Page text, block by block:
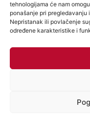
tehnologijama će nam
ponašanje pri
Nepristanak ili povlačenje
određene karakteristike i
Politika